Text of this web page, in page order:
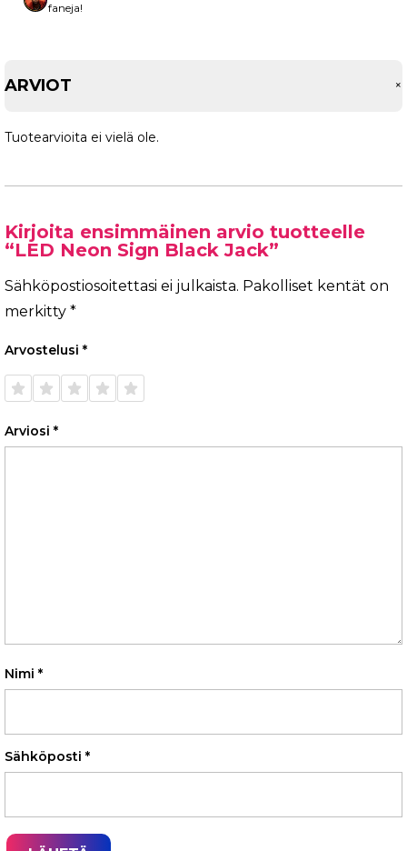
faneja!
ARVIOT +
Tuotearvioita ei vielä ole.
Kirjoita ensimmäinen arvio tuotteelle
“LED Neon Sign Black Jack”
Sähköpostiosoitettasi ei julkaista. Pakolliset kentät on
merkitty *
Arvostelusi *
1/5
tähteä
2/5
tähteä
3/5
tähteä
4/5
tähteä
5/5
tähteä
Arviosi *
Nimi *
Sähköposti *